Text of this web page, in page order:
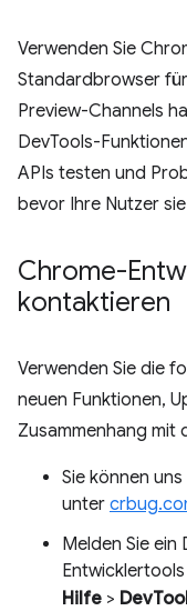
Verwenden Sie
Standardbrowser
Preview-Channels
DevTools-
APIs testen und
bevor Ihre Nutzer
Chrome-
kontaktieren
Verwenden Sie die
neuen Funktionen,
Zusammenhang mit
Sie können
unter
Melden Sie ein
Hilfe >